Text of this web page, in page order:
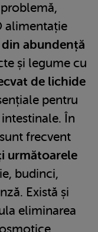
alimentație
abundență
și legume cu
de lichide
pentru
În
frecvent
următoarele
budinci,
Există și
eliminarea